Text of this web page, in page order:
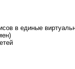
в единые